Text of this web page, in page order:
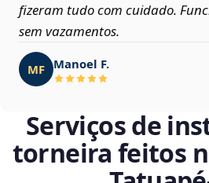
fizeram tudo com cuidado.
sem vazamentos.
MF Manoel F.
Serviços de
torneira feitos